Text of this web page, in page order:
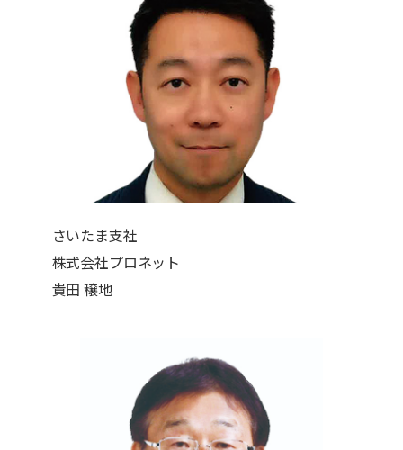
さいたま支社
株式会社プロネット
貴田 穣地